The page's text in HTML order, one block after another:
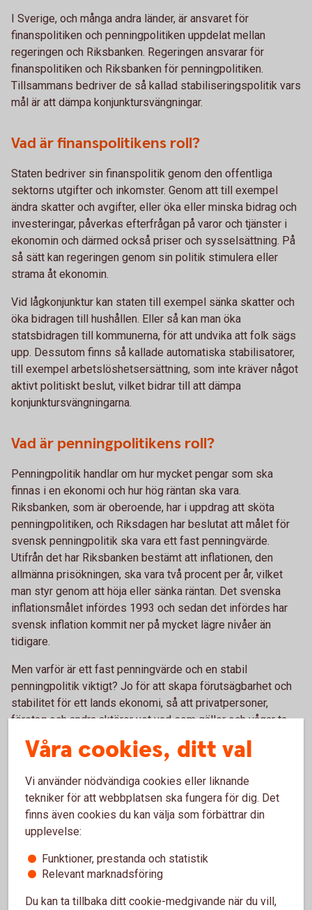
I Sverige, och många andra länder, är ansvaret för
finanspolitiken och penningpolitiken uppdelat mellan
regeringen och Riksbanken. Regeringen ansvarar för
finanspolitiken och Riksbanken för penningpolitiken.
Tillsammans bedriver de så kallad stabiliseringspolitik vars
mål är att dämpa konjunktursvängningar.
Vad är finanspolitikens roll?
Staten bedriver sin finanspolitik genom den offentliga
sektorns utgifter och inkomster. Genom att till exempel
ändra skatter och avgifter, eller öka eller minska bidrag och
investeringar, påverkas efterfrågan på varor och tjänster i
ekonomin och därmed också priser och sysselsättning. På
så sätt kan regeringen genom sin politik stimulera eller
strama åt ekonomin.
Vid lågkonjunktur kan staten till exempel sänka skatter och
öka bidragen till hushållen. Eller så kan man öka
statsbidragen till kommunerna, för att undvika att folk sägs
upp. Dessutom finns så kallade automatiska stabilisatorer,
till exempel arbetslöshetsersättning, som inte kräver något
aktivt politiskt beslut, vilket bidrar till att dämpa
konjunktursvängningarna.
Vad är penningpolitikens roll?
Penningpolitik handlar om hur mycket pengar som ska
finnas i en ekonomi och hur hög räntan ska vara.
Riksbanken, som är oberoende, har i uppdrag att sköta
penningpolitiken, och Riksdagen har beslutat att målet för
svensk penningpolitik ska vara ett fast penningvärde.
Utifrån det har Riksbanken bestämt att inflationen, den
allmänna prisökningen, ska vara två procent per år, vilket
man styr genom att höja eller sänka räntan. Det svenska
inflationsmålet infördes 1993 och sedan det infördes har
svensk inflation kommit ner på mycket lägre nivåer än
tidigare.
Men varför är ett fast penningvärde och en stabil
penningpolitik viktigt? Jo för att skapa förutsägbarhet och
stabilitet för ett lands ekonomi, så att privatpersoner,
företag och andra aktörer vet vad som gäller och vågar ta
beslut för framtiden. En stabil penningpolitik underlättar för
människor och företag att ta beslut, så att de vågar
Swedbank Makroanalys analyserar regelbundet
Våra cookies, ditt val
Vi använder nödvändiga cookies eller liknande
tekniker för att webbplatsen ska fungera för dig. Det
finns även cookies du kan välja som förbättrar din
upplevelse:
Funktioner, prestanda och statistik
Relevant marknadsföring
Du kan ta tillbaka ditt cookie-medgivande när du vill,